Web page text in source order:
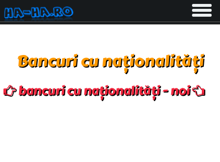
Toggle
Bancuri cu naționalități
bancuri cu naționalități - noi